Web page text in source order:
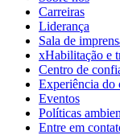
Carreiras
Liderança
Sala de
xHabilitação e
Centro de
Experiência do
Eventos
Políticas
Entre em